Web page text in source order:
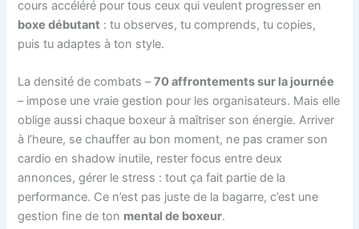
cours accéléré pour tous ceux qui veulent progresser en
boxe débutant : tu observes, tu comprends, tu copies,
puis tu adaptes à ton style.
La densité de combats –70 affrontements sur la journée
– impose une vraie gestion pour les organisateurs. Mais elle
oblige aussi chaque boxeur à maîtriser son énergie. Arriver
à l’heure, se chauffer au bon moment, ne pas cramer son
cardio en shadow inutile, rester focus entre deux
annonces, gérer le stress : tout ça fait partie de la
performance. Ce n’est pas juste de la bagarre, c’est une
gestion fine de ton mental de boxeur.